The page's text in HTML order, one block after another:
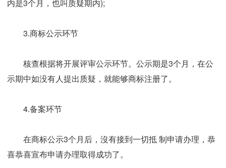
内是3个月，也叫质疑期内);
3.商标公示环节
核查根据将开展评审公示环节。公示期是3个月，在公
示期中如没有人提出质疑，就能够商标注册了。
4.备案环节
在商标公示3个月后，沒有接到一切抵 制申请办理，恭
喜恭喜宣布申请办理取得成功了。